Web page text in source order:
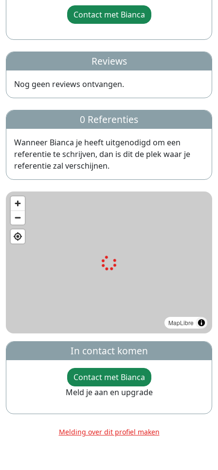
Contact met Bianca
Reviews
Nog geen reviews ontvangen.
0 Referenties
Wanneer Bianca je heeft uitgenodigd om een
referentie te schrijven, dan is dit de plek waar je
referentie zal verschijnen.
MapLibre
In contact komen
Contact met Bianca
Meld je aan en upgrade
Melding over dit profiel maken